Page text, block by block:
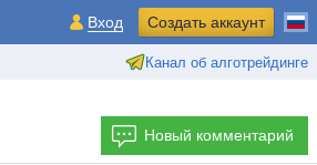
Канал об алготрейдинге
Вход Создать аккаунт
Новый комментарий